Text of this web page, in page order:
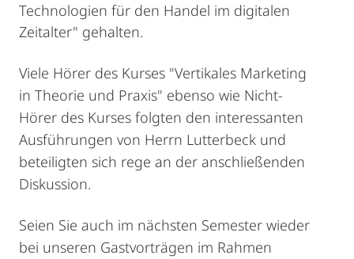
Technologien für den Handel im digitalen
Zeitalter" gehalten.
Viele Hörer des Kurses "Vertikales Marketing
in Theorie und Praxis" ebenso wie Nicht-
Hörer des Kurses folgten den interessanten
Ausführungen von Herrn Lutterbeck und
beteiligten sich rege an der anschließenden
Diskussion.
Seien Sie auch im nächsten Semester wieder
bei unseren Gastvorträgen im Rahmen